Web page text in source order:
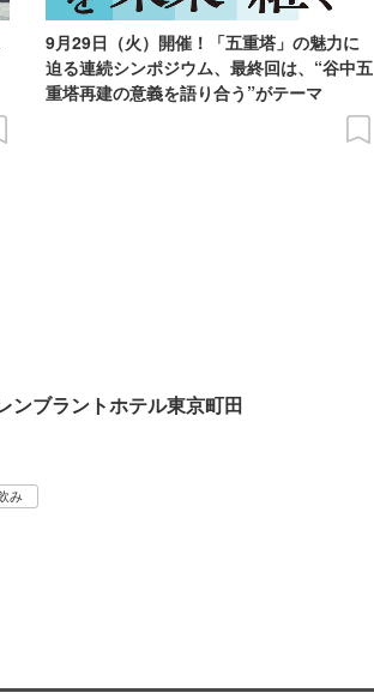
9月29日（火）開催！「五重塔」の魅力に
迫る連続シンポジウム、最終回は、“谷中五
重塔再建の意義を語り合う”がテーマ
ンブラントホテル東京町田
み